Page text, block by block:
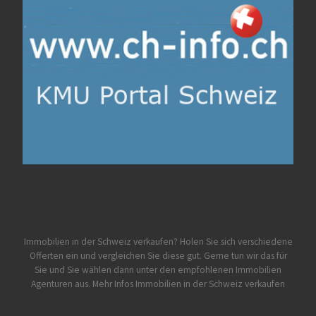
Immobilien in der Schweiz verkaufen? Holen Sie sich verschiedene
Offerten ein und vergleichen Sie diese gut. Gerne tun wir das für
Sie und Sie wählen dann unter den empfohlenen Immobilien
Agenturen aus. Mehr Infos Immobilien in der Schweiz verkaufen